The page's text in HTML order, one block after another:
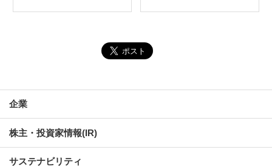
企業
株主・投資家情報(IR)
サステナビリティ